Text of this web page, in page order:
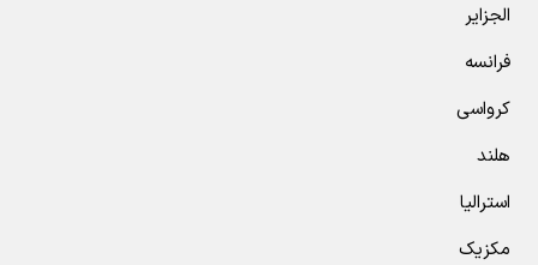
‏ الجزایر
‏ فرانسه
‏ کرواسی
‏ هلند
‏ استرالیا
‏ مکزیک